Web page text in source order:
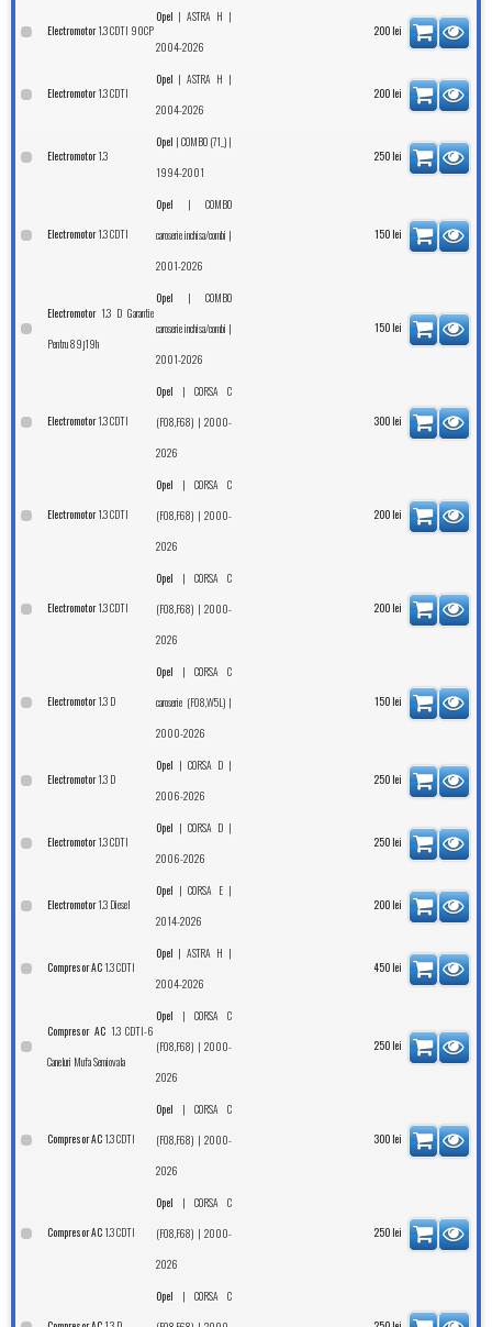
Electromotor1.3 CDTI 90CP
Opel |ASTRA H |
2004-2026
200 lei
Electromotor1.3 CDTI
Opel |ASTRA H |
2004-2026
200 lei
Electromotor1.3
Opel | COMBO (71_) |
1994-2001
250 lei
Electromotor1.3 CDTI
Opel |COMBO
caroserie inchisa/combi |
2001-2026
150 lei
Electromotor1.3 D Garantie
Pentru 89j19h
Opel |COMBO
caroserie inchisa/combi |
2001-2026
150 lei
Electromotor1.3 CDTI
Opel |CORSA C
(F08,F68) | 2000-
2026
300 lei
Electromotor1.3 CDTI
Opel |CORSA C
(F08,F68) | 2000-
2026
200 lei
Electromotor1.3 CDTI
Opel |CORSA C
(F08,F68) | 2000-
2026
200 lei
Electromotor1.3 D
Opel |CORSA C
caroserie (F08,W5L)|
2000-2026
150 lei
Electromotor1.3 D
Opel | CORSA D |
2006-2026
250 lei
Electromotor1.3 CDTI
Opel | CORSA D |
2006-2026
250 lei
Electromotor1.3 Diesel
Opel |CORSA E|
2014-2026
200 lei
Compresor AC 1.3 CDTI
Opel |ASTRA H |
2004-2026
450 lei
Compresor AC 1.3 CDTI-6
Caneluri Mufa Semiovala
Opel |CORSA C
(F08,F68) | 2000-
2026
250 lei
Compresor AC 1.3 CDTI
Opel |CORSA C
(F08,F68) | 2000-
2026
300 lei
Compresor AC 1.3 CDTI
Opel |CORSA C
(F08,F68) | 2000-
2026
250 lei
Opel |CORSA C